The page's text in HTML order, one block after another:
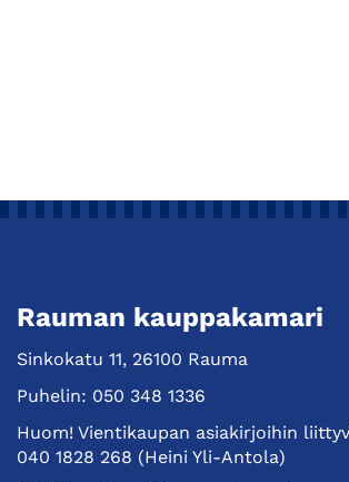
Rauman kauppakamari
Sinkokatu 11, 26100 Rauma
Puhelin: 050 348 1336
Huom! Vientikaupan asiakirjoihin
040 1828 268 (Heini Yli-Antola)